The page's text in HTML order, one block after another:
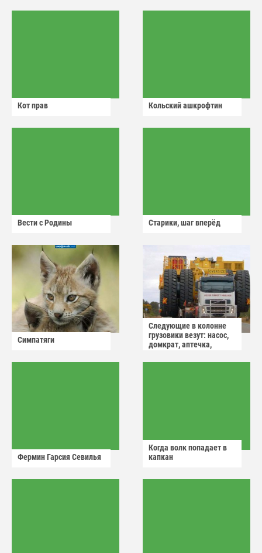
Кот прав Кольский ашкрофтин
Вести с Родины Старики, шаг вперёд
Симпатяги
Следующие в колонне
грузовики везут: насос,
домкрат, аптечка,
Фермин Гарсия Севилья
Когда волк попадает в
капкан